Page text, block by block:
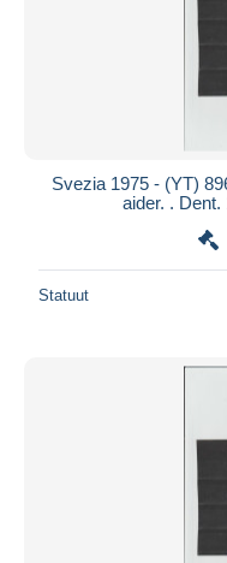
Svezia 1975 - (YT)
aider. .
Statuut